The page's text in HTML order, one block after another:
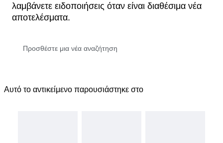
λαμβάνετε ειδοποιήσεις όταν είναι διαθέσιμα νέα
αποτελέσματα.
Αυτό το αντικείμενο παρουσιάστηκε στο